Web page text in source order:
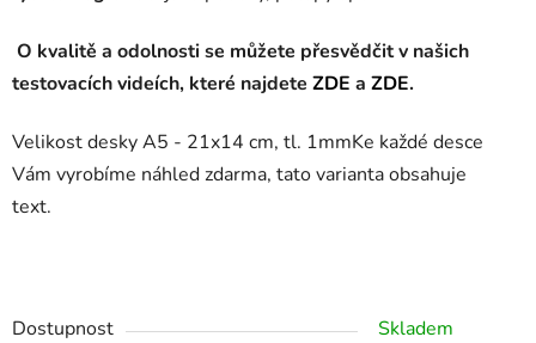
O kvalitě a odolnosti se můžete přesvědčit v našich
testovacích videích, které najdete ZDE a ZDE.
Velikost desky A5 - 21x14 cm, tl. 1mmKe každé desce
Vám vyrobíme náhled zdarma, tato varianta obsahuje
text.
Dostupnost
Skladem